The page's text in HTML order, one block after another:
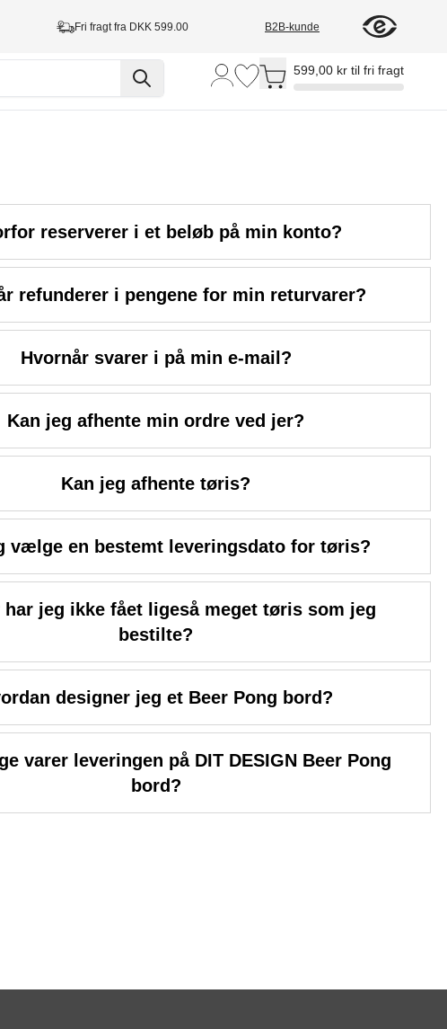
Fri fragt fra DKK 599.00 B2B-kunde
Toggle minicart, Cart is empty
599,00 kr til fri fragt
reserverer i et beløb på min konto?
refunderer i pengene for min returvarer?
Hvornår svarer i på min e-mail?
Kan jeg afhente min ordre ved jer?
Kan jeg afhente tøris?
vælge en bestemt leveringsdato for tøris?
har jeg ikke fået ligeså meget tøris som jeg
bestilte?
designer jeg et Beer Pong bord?
varer leveringen på DIT DESIGN Beer Pong
bord?